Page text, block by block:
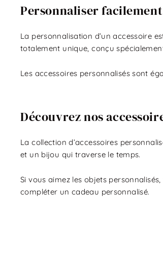
Personnaliser
La personnalisation d’un accessoire
totalement unique, conçu
Les accessoires personnalisés sont
Découvrez nos
La collection d’accessoires
et un bijou qui traverse le temps.
Si vous aimez les objets
compléter un cadeau personnalisé.